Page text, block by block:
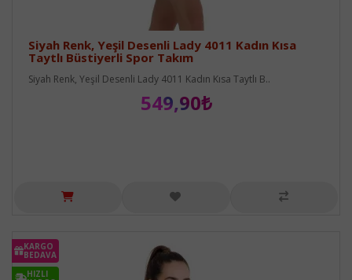
Siyah Renk, Yeşil Desenli Lady 4011 Kadın Kısa
Taytlı Büstiyerli Spor Takım
Siyah Renk, Yeşil Desenli Lady 4011 Kadın Kısa Taytlı B..
549,90₺
KARGO
BEDAVA
HIZLI